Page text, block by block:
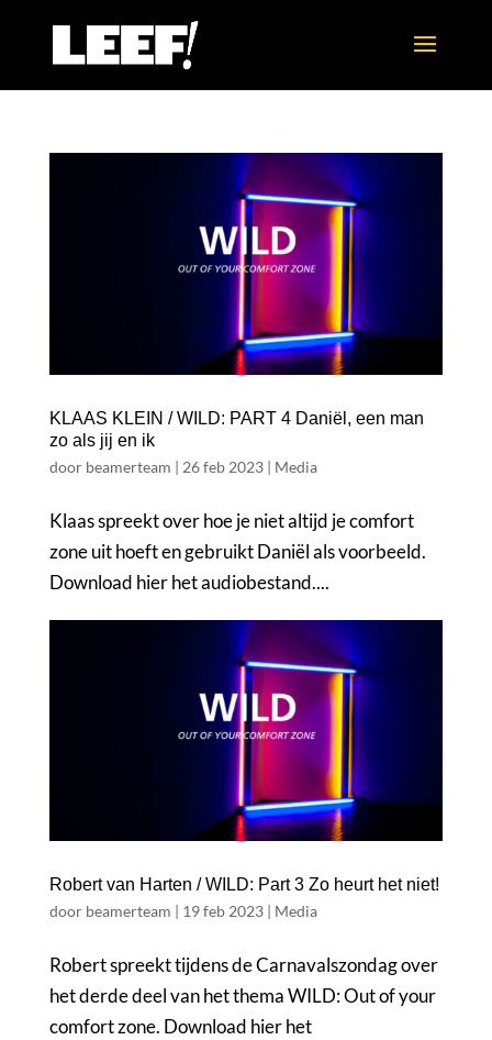
KLAAS KLEIN / WILD: PART 4 Daniël, een man
zo als jij en ik
door beamerteam | 26 feb 2023| Media
Klaas spreekt over hoe je niet altijd je comfort
zone uit hoeft en gebruikt Daniël als voorbeeld.
Download hier het audiobestand....
Robert van Harten / WILD: Part 3 Zo heurt het niet!
door beamerteam | 19 feb 2023| Media
Robert spreekt tijdens de Carnavalszondag over
het derde deel van het thema WILD: Out of your
comfort zone. Download hier het